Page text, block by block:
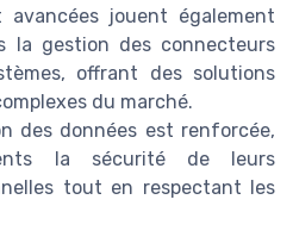
jouent également
la gestion des connecteurs
offrant des solutions
du marché.
des données est renforcée,
la sécurité de leurs
tout en respectant les